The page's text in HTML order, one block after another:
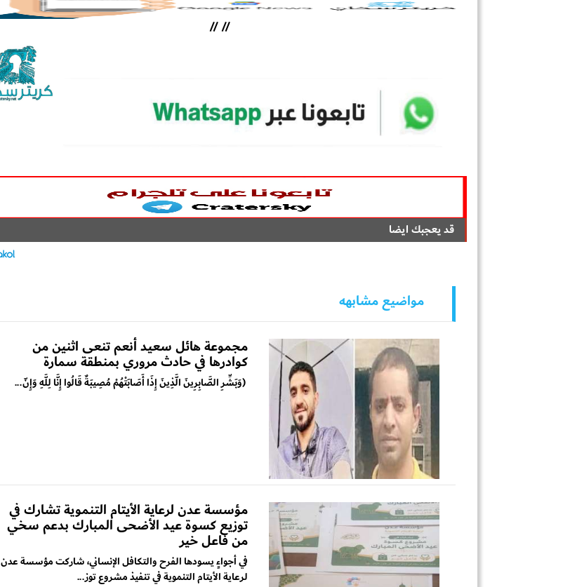
//
//
قد يعجبك ايضا
مواضيع مشابهه
مجموعة هائل سعيد أنعم تنعى اثنين من
كوادرها في حادث مروري بمنطقة سمارة
(وَبَشِّرِ الصَّابِرِينَ الَّذِينَ إِذَا أَصَابَتْهُمْ مُصِيبَةٌ قَالُوا إِنَّا لِلَّهِ وَإِنّ...
مؤسسة عدن لرعاية الأيتام التنموية تشارك في
توزيع كسوة عيد الأضحى المبارك بدعم سخي
من فاعل خير
في أجواءٍ يسودها الفرح والتكافل الإنساني، شاركت مؤسسة عدن
لرعاية الأيتام التنموية في تنفيذ مشروع توز...